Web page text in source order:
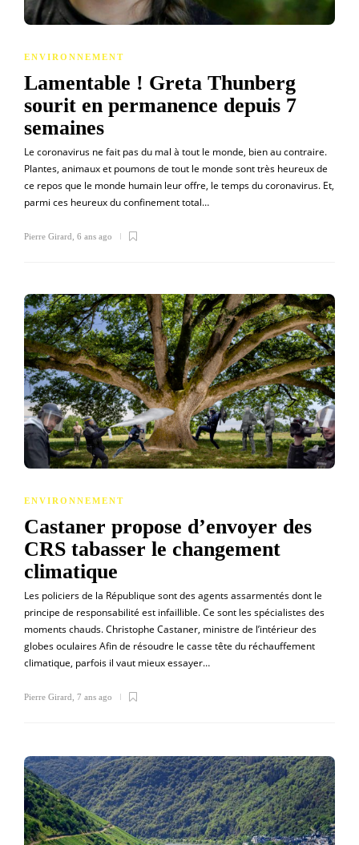
ENVIRONNEMENT
Lamentable ! Greta Thunberg
sourit en permanence depuis 7
semaines
Le coronavirus ne fait pas du mal à tout le monde, bien au contraire.
Plantes, animaux et poumons de tout le monde sont très heureux de
ce repos que le monde humain leur offre, le temps du coronavirus. Et,
parmi ces heureux du confinement total…
Pierre Girard 6 ans ago
ENVIRONNEMENT
Castaner propose d’envoyer des
CRS tabasser le changement
climatique
Les policiers de la République sont des agents assarmentés dont le
principe de responsabilité est infaillible. Ce sont les spécialistes des
moments chauds. Christophe Castaner, ministre de l’intérieur des
globes oculaires Afin de résoudre le casse tête du réchauffement
climatique, parfois il vaut mieux essayer…
Pierre Girard 7 ans ago